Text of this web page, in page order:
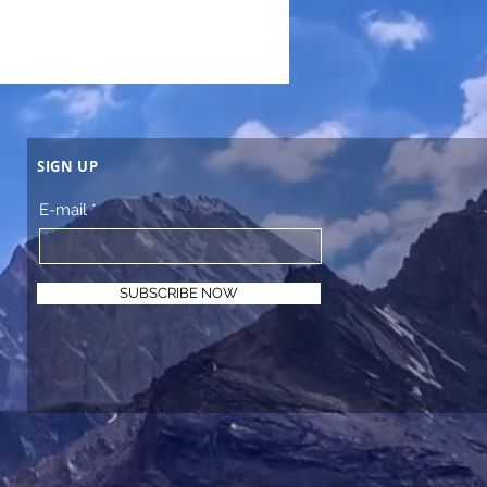
SIGN UP
E-mail
SUBSCRIBE NOW